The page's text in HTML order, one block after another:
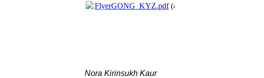
FlyerGONG_KYZ.pdf(462.08KB)
Nora Kirinsukh Kaur